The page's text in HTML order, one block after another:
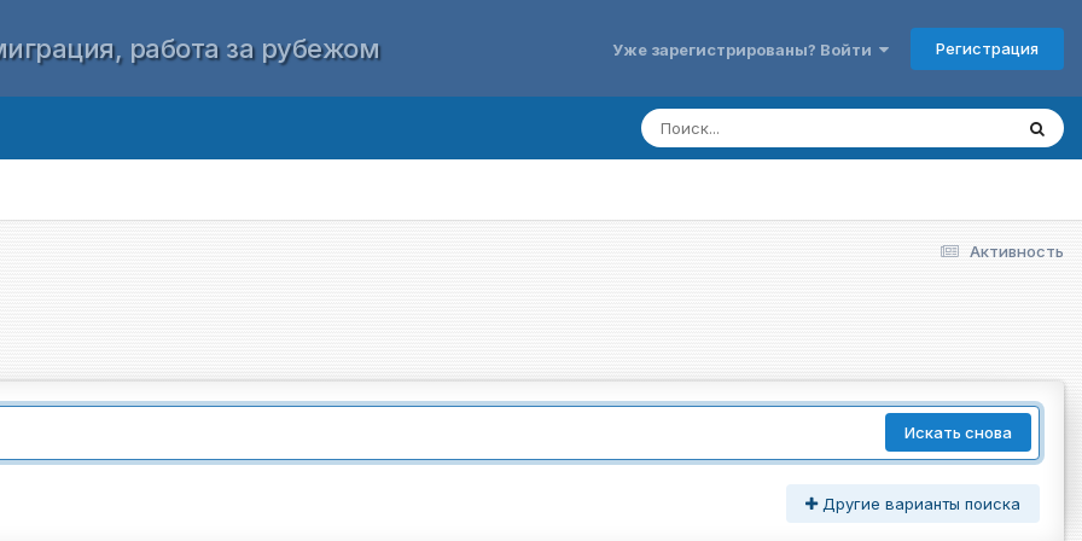
работа за рубежом Уже зарегистрированы? Войти Регистрация
Активность
Искать снова
Другие варианты поиска